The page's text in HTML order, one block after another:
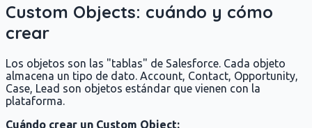
Custom Objects: cuándo y cómo
crear
Los objetos son las "tablas" de Salesforce. Cada objeto
almacena un tipo de dato. Account, Contact, Opportunity,
Case, Lead son objetos estándar que vienen con la
plataforma.
Cuándo crear un Custom Object: